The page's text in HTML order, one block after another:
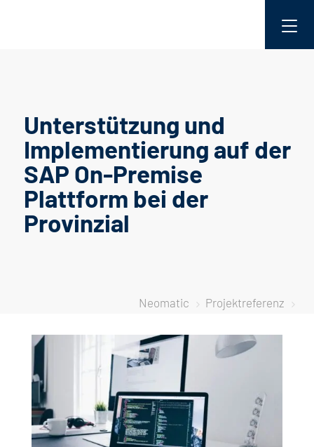
Unterstützung und
Implementierung auf der
SAP On-Premise
Plattform bei der
Provinzial
Neomatic 5 Projektreferenz 5